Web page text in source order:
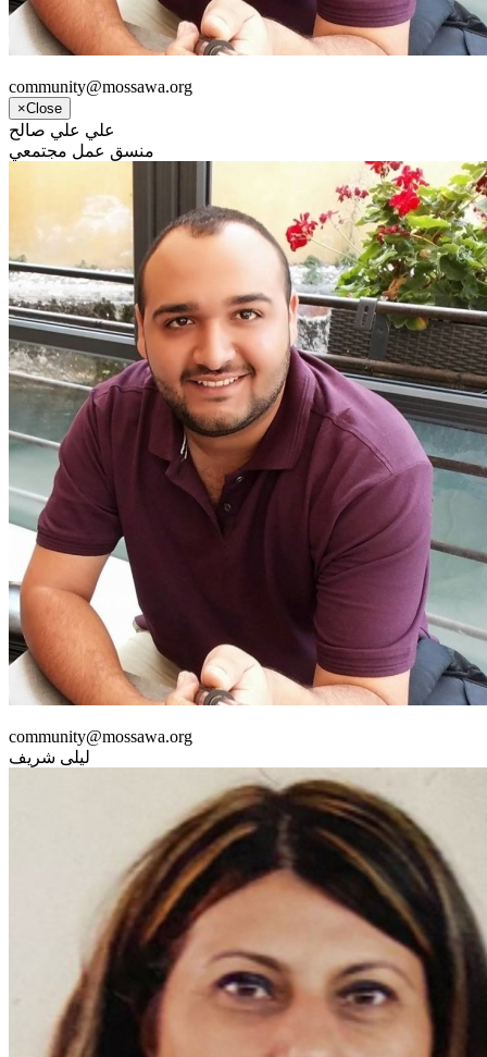
community@mossawa.org
×Close
علي علي صالح
منسق عمل مجتمعي
community@mossawa.org
ليلى شريف